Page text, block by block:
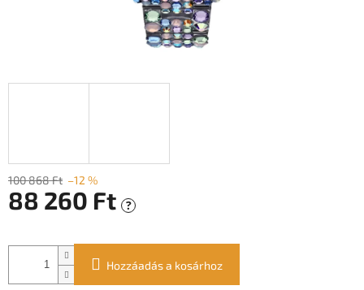
100 868 Ft –12 %
88 260 Ft ?
Hozzáadás a kosárhoz